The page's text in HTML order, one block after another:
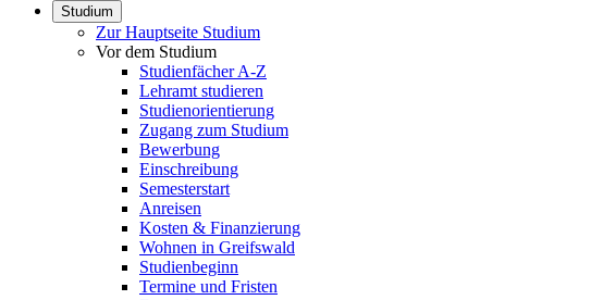
Studium
Zur Hauptseite Studium
Vor dem Studium
Studienfächer A-Z
Lehramt studieren
Studienorientierung
Zugang zum Studium
Bewerbung
Einschreibung
Semesterstart
Anreisen
Kosten & Finanzierung
Wohnen in Greifswald
Studienbeginn
Termine und Fristen